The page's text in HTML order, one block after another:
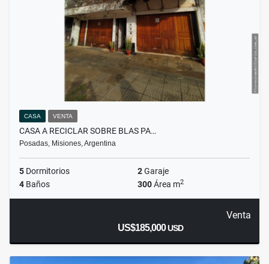
CASA VENTA
CASA A RECICLAR SOBRE BLAS PA…
Posadas, Misiones, Argentina
5 Dormitorios 2Garaje
4 Baños 300Área m2
Venta
US$185,000USD